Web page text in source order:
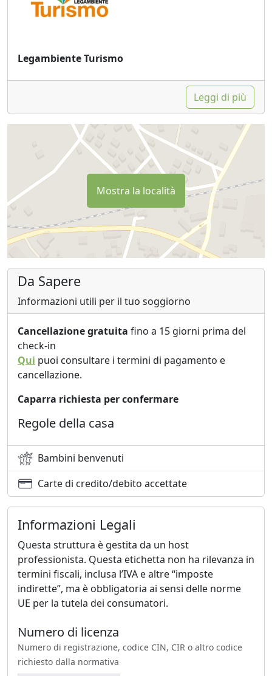
Legambiente Turismo
Leggi di più
Mostra la località
Da Sapere
Informazioni utili per il tuo soggiorno
Cancellazione gratuita fino a 15 giorni prima del
check-in
Qui puoi consultare i termini di pagamento e
cancellazione.
Caparra richiesta per confermare
Regole della casa
Bambini benvenuti
Carte di credito/debito accettate
Informazioni Legali
Questa struttura è gestita da un host
professionista. Questa etichetta non ha rilevanza in
termini fiscali, inclusa l’IVA e altre “imposte
indirette”, ma è obbligatoria ai sensi delle norme
UE per la tutela dei consumatori.
Numero di licenza
Numero di registrazione, codice CIN, CIR o altro codice
richiesto dalla normativa